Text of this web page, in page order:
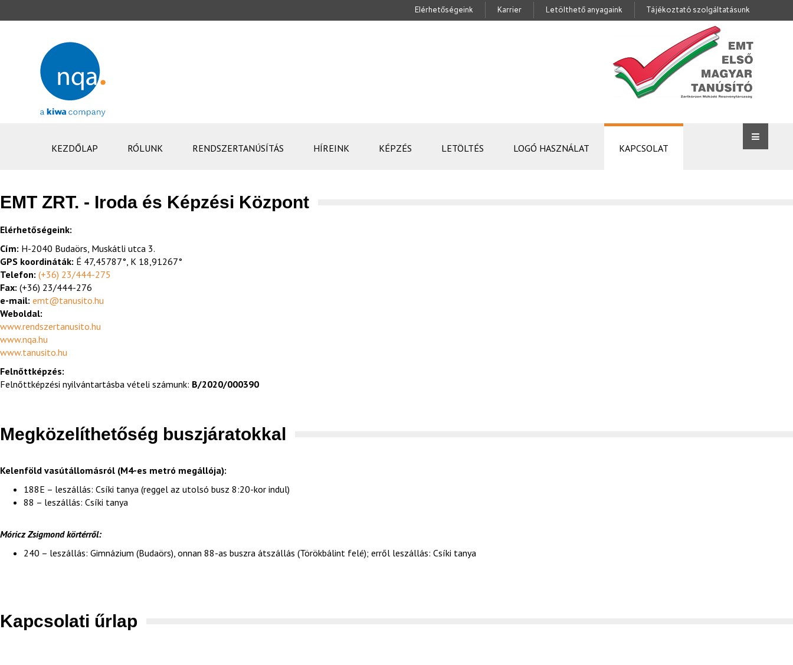
Elérhetőségeink Karrier Letölthető anyagaink Tájékoztató szolgáltatásunk
KEZDŐLAP RÓLUNK RENDSZERTANÚSÍTÁS HÍREINK KÉPZÉS LETÖLTÉS LOGÓ HASZNÁLAT KAPCSOLAT
EMT ZRT. - Iroda és Képzési Központ
Elérhetőségeink:
Cím: H-2040 Budaörs, Muskátli utca 3.
GPS koordináták: É 47,45787°, K 18,91267°
Telefon: (+36) 23/444-275
Fax: (+36) 23/444-276
e-mail: emt@tanusito.hu
Weboldal:
www.rendszertanusito.hu
www.nqa.hu
www.tanusito.hu
Felnőttképzés:
Felnőttképzési nyilvántartásba vételi számunk: B/2020/000390
Megközelíthetőség buszjáratokkal
Kelenföld vasútállomásról (M4-es metró megállója):
188E – leszállás: Csíki tanya (reggel az utolsó busz 8:20-kor indul)
88 – leszállás: Csíki tanya
Móricz Zsigmond körtérről:
240 – leszállás: Gimnázium (Budaörs), onnan 88-as buszra átszállás (Törökbálint felé); erről leszállás: Csíki tanya
Kapcsolati űrlap